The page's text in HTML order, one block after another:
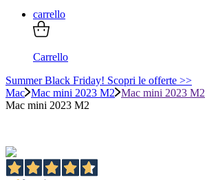
carrello
Carrello
Summer Black Friday! Scopri le offerte >>
Mac Mac mini 2023 M2 Mac mini 2023 M2
Mac mini 2023 M2